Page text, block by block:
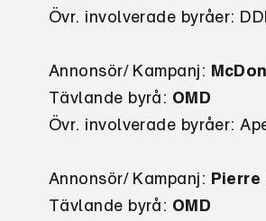
Övr. involverade byråer:
Annonsör/ Kampanj:
Tävlande byrå: OMD
Övr. involverade byråer:
Annonsör/ Kampanj: Pierre
Tävlande byrå: OMD